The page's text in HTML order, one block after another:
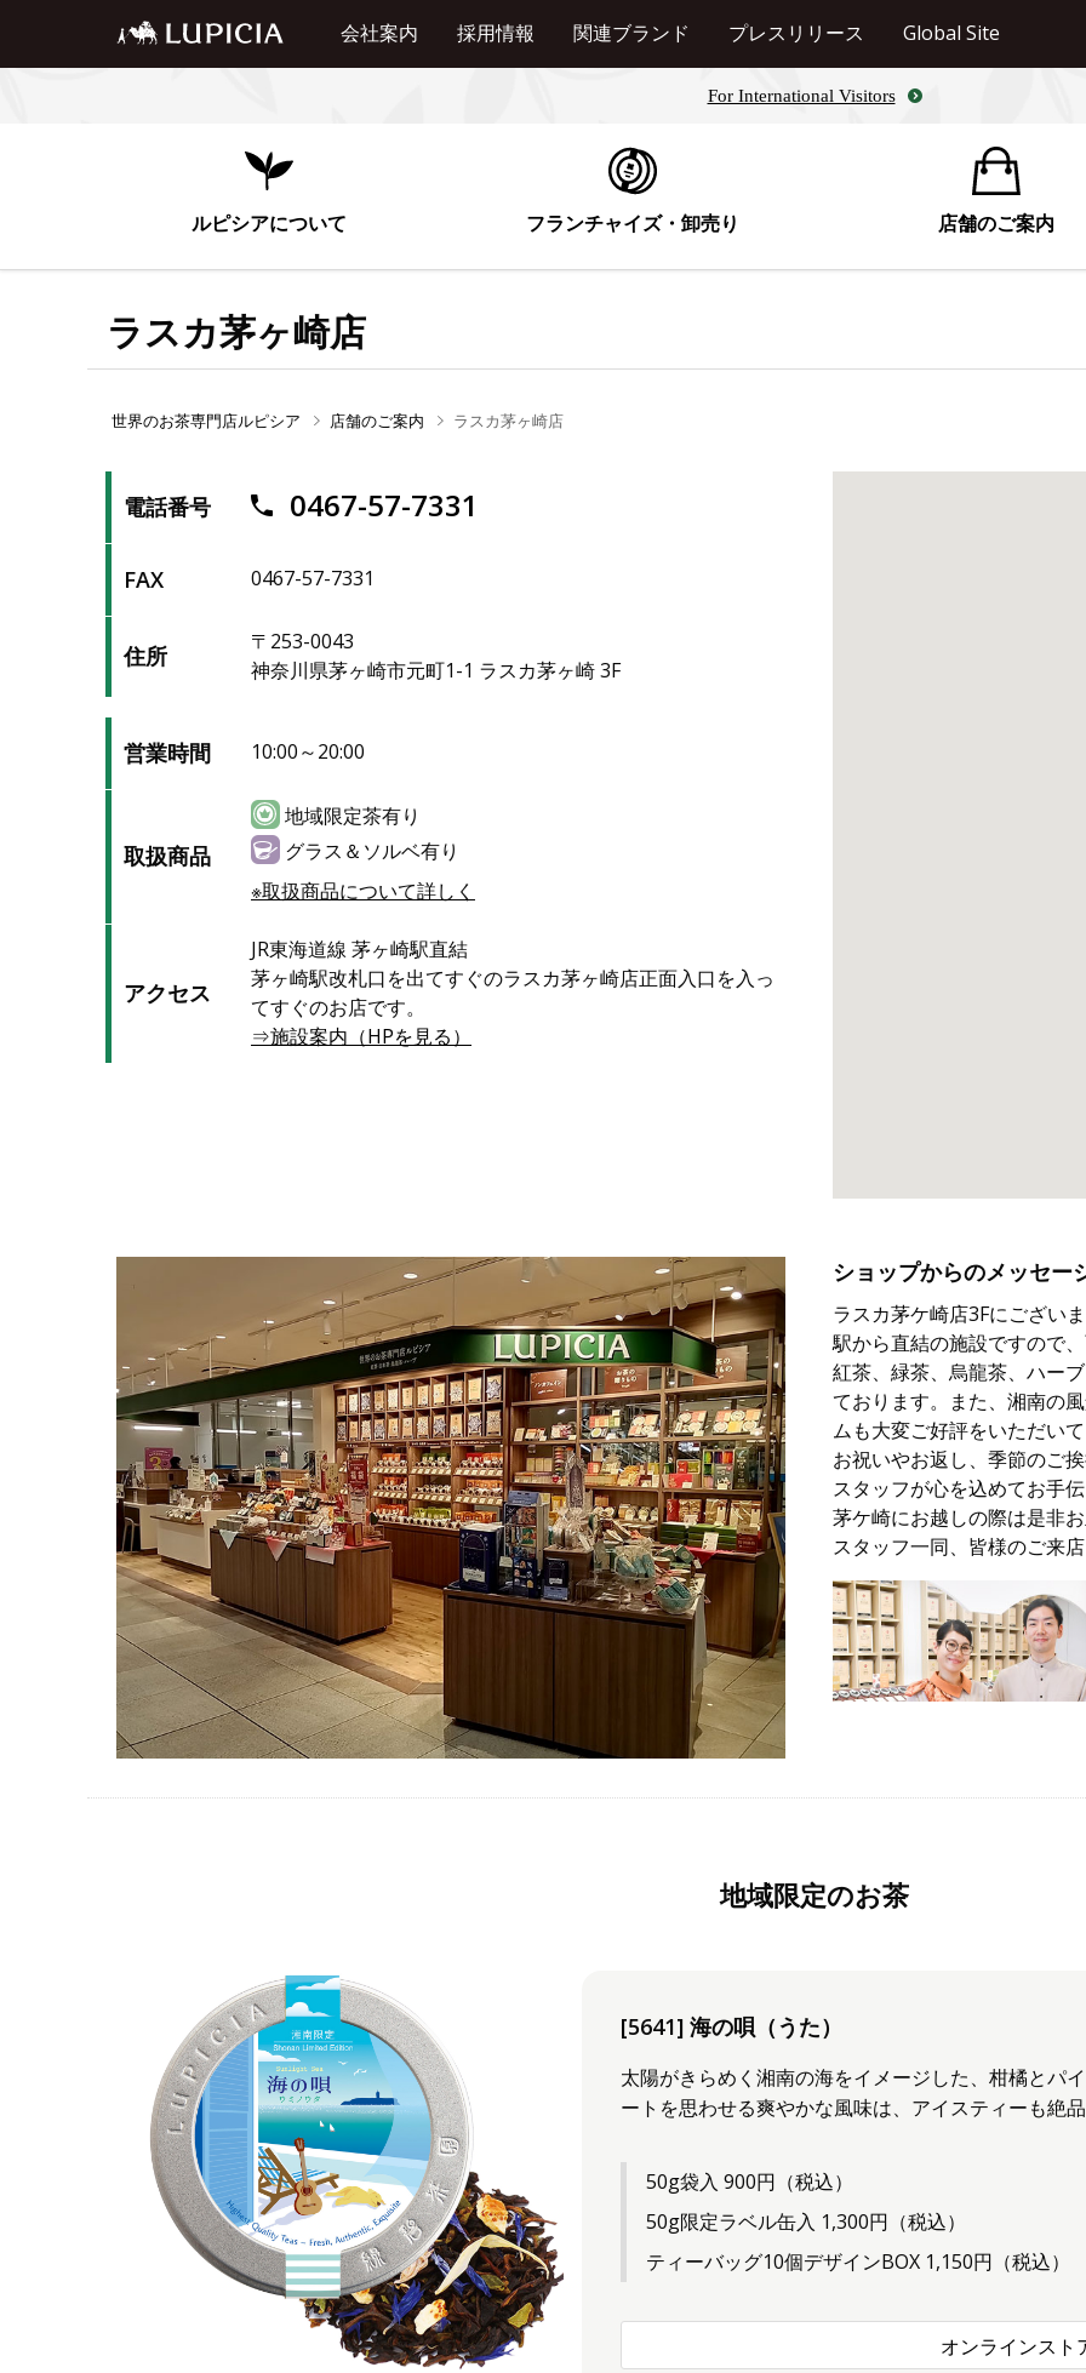
会社案内 採用情報 関連ブランド プレスリリース Global Site
For International Visitors
ルピシアについて フランチャイズ・卸売り 店舗のご案内
ラスカ茅ヶ崎店
世界のお茶専門店ルピシア 店舗のご案内 ラスカ茅ヶ崎店
電話番号 0467-57-7331
FAX 0467-57-7331
住所
〒253-0043
神奈川県茅ヶ崎市元町1-1 ラスカ茅ヶ崎 3F
営業時間 10:00～20:00
取扱商品
地域限定茶有り
グラス＆ソルベ有り
※取扱商品について詳しく
アクセス
JR東海道線 茅ヶ崎駅直結
茅ヶ崎駅改札口を出てすぐのラスカ茅ヶ崎店正面入口を入っ
てすぐのお店です。
⇒施設案内（HPを見る）
ショップからのメッセー
ラスカ茅ケ崎店3Fにござい
駅から直結の施設ですので
紅茶、緑茶、烏龍茶、ハー
ております。また、湘南の
ムも大変ご好評をいただい
お祝いやお返し、季節のご
スタッフが心を込めてお手
茅ケ崎にお越しの際は是非
スタッフ一同、皆様のご来
地域限定のお茶
[5641] 海の唄（うた）
太陽がきらめく湘南の海をイメージした、柑橘とパ
ートを思わせる爽やかな風味は、アイスティーも絶
50g袋入 900円（税込）
50g限定ラベル缶入 1,300円（税込）
ティーバッグ10個デザインBOX 1,150円（税込）
オンラインスト